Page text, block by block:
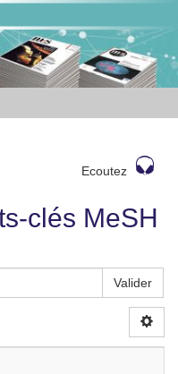
Ecoutez
clés MeSH
Valider